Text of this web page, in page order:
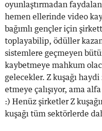
oyunlaştırmadan
hemen ellerinde video
bağımlı gençler için
toplayabilip, ödüller
sistemlere geçmeyen
kaybetmeye mahkum
gelecekler. Z kuşağı
etmeye çalışıyor, ama
:) Henüz şirketler Z
kuşağı tüm sektörlerde